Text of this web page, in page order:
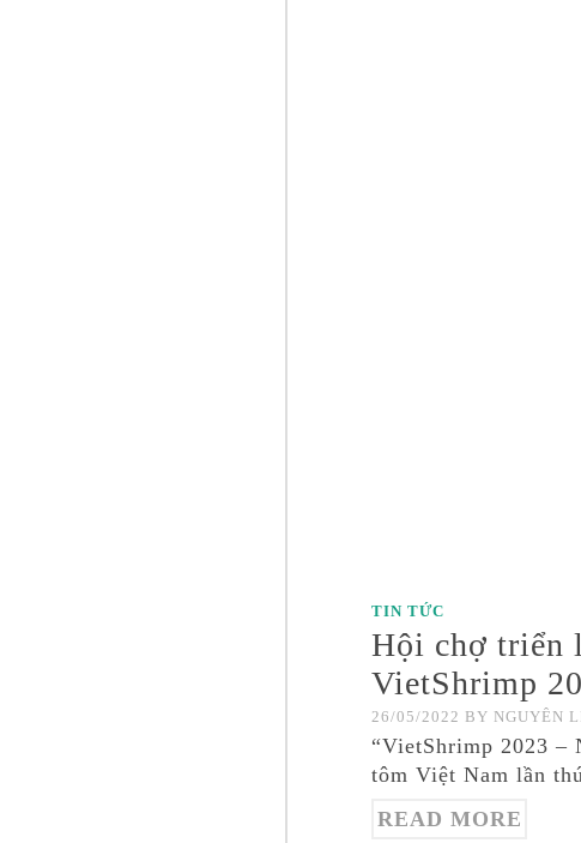
TIN TỨC
Hội chợ triển
VietShrimp
26/05/2022 BY NGUYÊN
“VietShrimp 2023 –
tôm Việt Nam lần
READ MORE